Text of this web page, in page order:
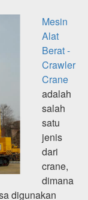
Mesin
Alat
Berat -
Crawler
Crane
adalah
salah
satu
jenis
dari
crane,
dimana
digunakan